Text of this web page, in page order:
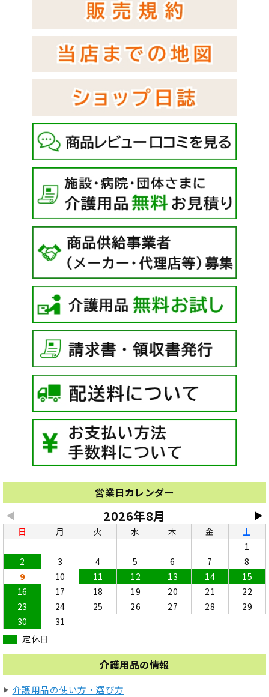
営業日カレンダー
◀ ▶
2026年8月
日 月 火 水 木 金
土
1
2
3 4 5 6 7
8
9
10 11 12 13 14
15
16
17 18 19 20 21
22
23
24 25 26 27 28
29
30
31
定休日
介護用品の情報
介護用品の使い方・選び方